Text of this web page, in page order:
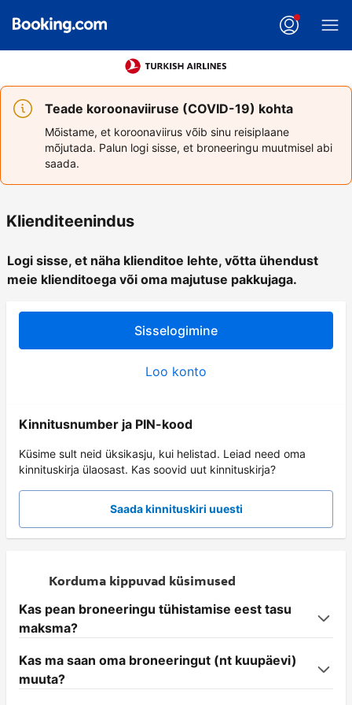
Teade koroonaviiruse (COVID-19) kohta
Mõistame, et koroonaviirus võib sinu reisiplaane
mõjutada. Palun logi sisse, et broneeringu muutmisel abi
saada.
Klienditeenindus
Logi sisse, et näha klienditoe lehte, võtta ühendust
meie klienditoega või oma majutuse pakkujaga.
Sisselogimine
Loo konto
Kinnitusnumber ja PIN-kood
Küsime sult neid üksikasju, kui helistad. Leiad need oma
kinnituskirja ülaosast. Kas soovid uut kinnituskirja?
Saada kinnituskiri uuesti
Korduma kippuvad küsimused
Kas pean broneeringu tühistamise eest tasu
maksma?
Kas ma saan oma broneeringut (nt kuupäevi)
muuta?